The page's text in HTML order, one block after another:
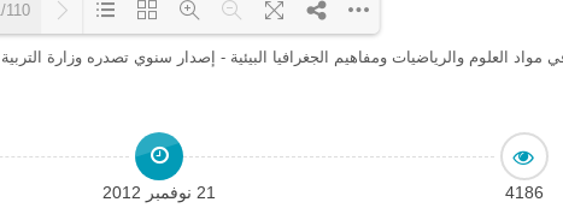
110
مواد العلوم والرياضيات ومفاهيم الجغرافيا البيئية - إصدار سنوي تصدره وزارة التربية
4186 21 نوفمبر 2012